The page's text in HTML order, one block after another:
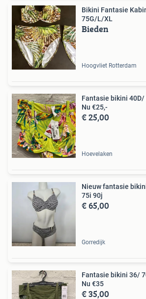
Bikini Fantasie
75G/L/XL
Bieden
Hoogvliet Rotterdam
Fantasie bikini 40D/
Nu €25,-
€ 25,00
Hoevelaken
Nieuw fantasie
75i 90j
€ 65,00
Gorredijk
Fantasie bikini 36/
Nu €35
€ 35,00